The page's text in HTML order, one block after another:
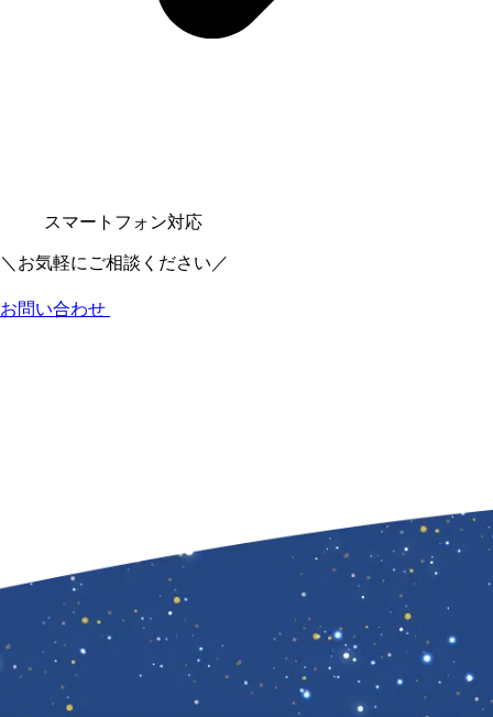
スマートフォン対応
＼お気軽にご相談ください／
お問い合わせ